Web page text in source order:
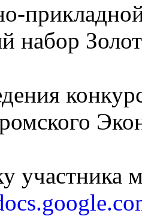
набор
участника